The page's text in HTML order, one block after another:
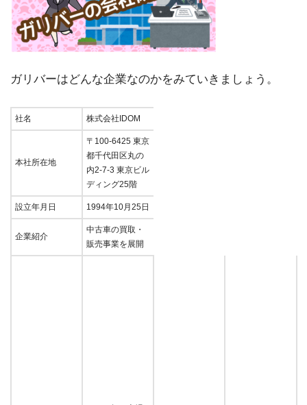
ガリバーはどんな企業なのかをみていきましょう。
社名 株式会社IDOM
本社所在地
〒100-6425 東京
都千代田区丸の
内2-7-3 東京ビル
ディング25階
設立年月日 1994年10月25日
企業紹介
中古車の買取・
販売事業を展開